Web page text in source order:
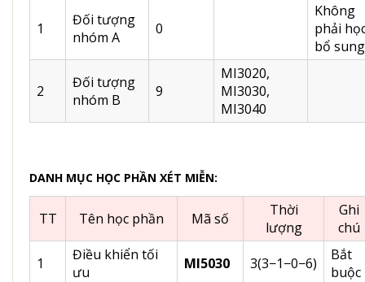
1
Đối tượng
nhóm A
0
Không
phải
bổ sung
2
Đối tượng
nhóm B
9
MI3020,
MI3030,
MI3040
DANH MỤC HỌC PHẦN XÉT MIỄN:
TT Tên học phần Mã số
Thời
lượng
Ghi
chú
1
Điều khiển tối
ưu
MI5030 3(3−1−0−6)
Bắt
buộc